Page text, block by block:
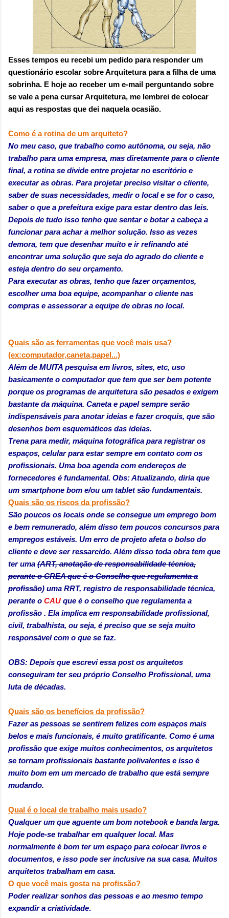
sensação isolada. Se per...
Esses tempos eu recebi um pedido para responder um
questionário escolar sobre Arquitetura para a filha de uma
sobrinha. E hoje ao receber um e-mail perguntando sobre
se vale a pena cursar Arquitetura, me lembrei de colocar
aqui as respostas que dei naquela ocasião.
Como é a rotina de um arquiteto?
No meu caso, que trabalho como autônoma, ou seja, não
trabalho para uma empresa, mas diretamente para o cliente
final, a rotina se divide entre projetar no escritório e
executar as obras. Para projetar preciso visitar o cliente,
saber de suas necessidades, medir o local e se for o caso,
saber o que a prefeitura exige para estar dentro das leis.
Depois de tudo isso tenho que sentar e botar a cabeça a
funcionar para achar a melhor solução. Isso as vezes
demora, tem que desenhar muito e ir refinando até
encontrar uma solução que seja do agrado do cliente e
esteja dentro do seu orçamento.
Para executar as obras, tenho que fazer orçamentos,
escolher uma boa equipe, acompanhar o cliente nas
compras e assessorar a equipe de obras no local.
Quais são as ferramentas que você mais usa?
(ex:computador,caneta,papel...)
Além de MUITA pesquisa em livros, sites, etc, uso
basicamente o computador que tem que ser bem potente
porque os programas de arquitetura são pesados e exigem
bastante da máquina. Caneta e papel sempre serão
indispensáveis para anotar ideias e fazer croquis, que são
desenhos bem esquemáticos das ideias.
Trena para medir, máquina fotográfica para registrar os
espaços, celular para estar sempre em contato com os
profissionais. Uma boa agenda com endereços de
fornecedores é fundamental. Obs: Atualizando, diria que
um smartphone bom e/ou um tablet são fundamentais.
Quais são os riscos da profissão?
São poucos os locais onde se consegue um emprego bom
e bem remunerado, além disso tem poucos concursos para
empregos estáveis. Um erro de projeto afeta o bolso do
cliente e deve ser ressarcido. Além disso toda obra tem que
ter uma (ART, anotação de responsabilidade técnica,
perante o CREA que é o Conselho que regulamenta a
profissão) uma RRT, registro de responsabilidade técnica,
perante o CAU que é o conselho que regulamenta a
profissão . Ela implica em responsabilidade profissional,
civil, trabalhista, ou seja, é preciso que se seja muito
responsável com o que se faz.
OBS: Depois que escrevi essa post os arquitetos
conseguiram ter seu próprio Conselho Profissional, uma
luta de décadas.
Quais são os benefícios da profissão?
Fazer as pessoas se sentirem felizes com espaços mais
belos e mais funcionais, é muito gratificante. Como é uma
profissão que exige muitos conhecimentos, os arquitetos
se tornam profissionais bastante polivalentes e isso é
muito bom em um mercado de trabalho que está sempre
mudando.
Qual é o local de trabalho mais usado?
Qualquer um que aguente um bom notebook e banda larga.
Hoje pode-se trabalhar em qualquer local. Mas
normalmente é bom ter um espaço para colocar livros e
documentos, e isso pode ser inclusive na sua casa. Muitos
arquitetos trabalham em casa.
O que você mais gosta na profissão?
Poder realizar sonhos das pessoas e ao mesmo tempo
expandir a criatividade.